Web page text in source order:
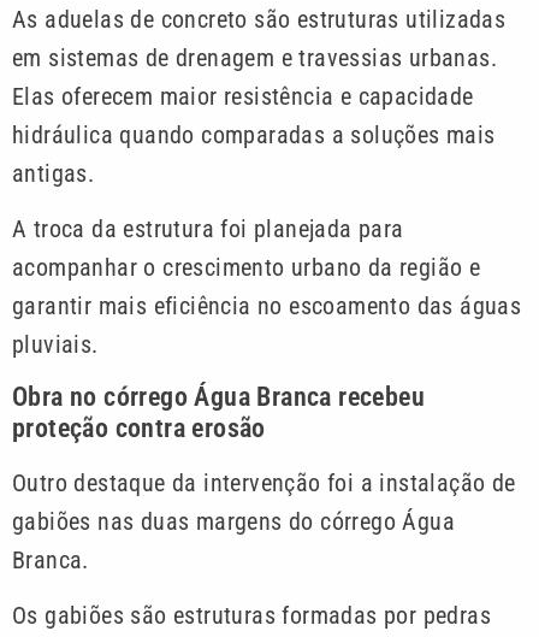
As aduelas de concreto são estruturas utilizadas
em sistemas de drenagem e travessias urbanas.
Elas oferecem maior resistência e capacidade
hidráulica quando comparadas a soluções mais
antigas.
A troca da estrutura foi planejada para
acompanhar o crescimento urbano da região e
garantir mais eficiência no escoamento das águas
pluviais.
Obra no córrego Água Branca recebeu
proteção contra erosão
Outro destaque da intervenção foi a instalação de
gabiões nas duas margens do córrego Água
Branca.
Os gabiões são estruturas formadas por pedras